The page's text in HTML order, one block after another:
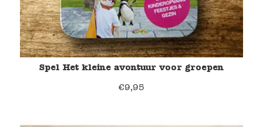
Spel Het kleine avontuur voor groepen
€9,95